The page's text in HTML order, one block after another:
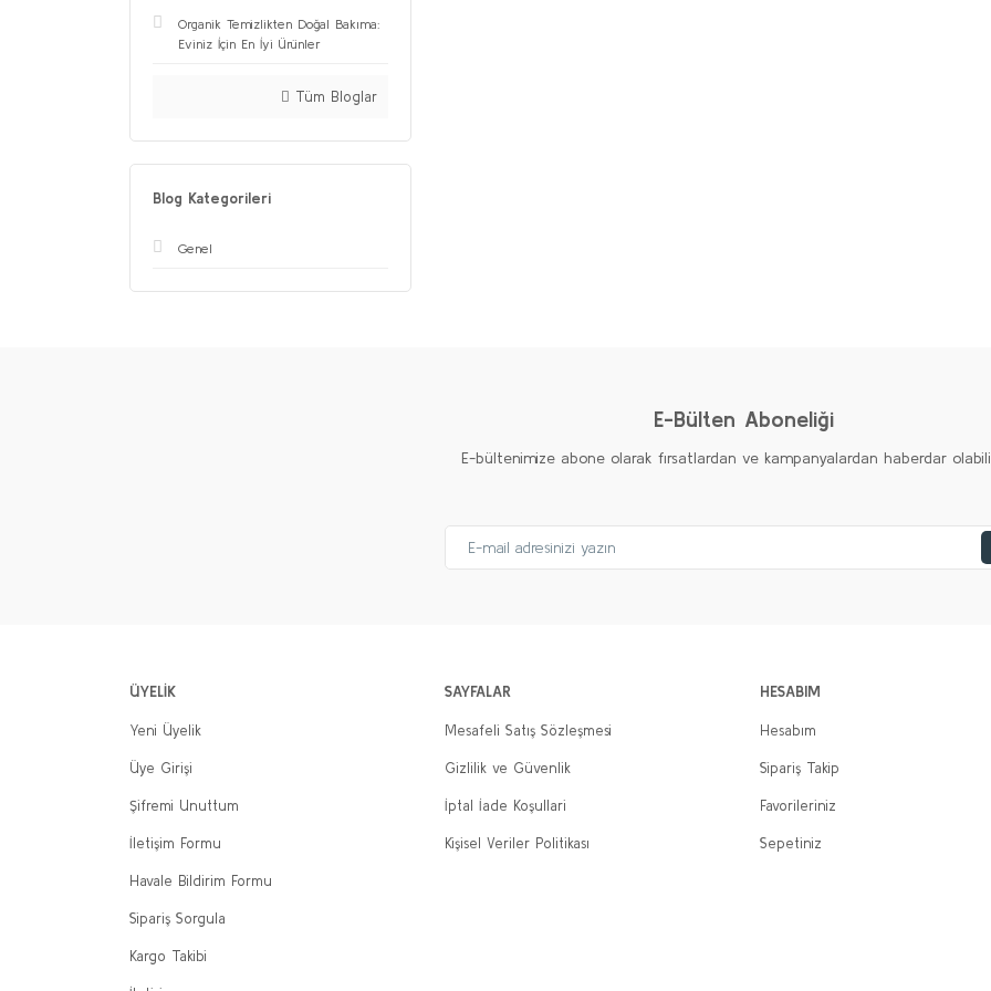
Organik Temizlikten Doğal Bakıma:
Eviniz İçin En İyi Ürünler
Tüm Bloglar
Blog Kategorileri
Genel
E-Bülten Aboneliği
E-bültenimize abone olarak fırsatlardan ve kampanyalardan haberdar
ÜYELİK
Yeni Üyelik
Üye Girişi
Şifremi Unuttum
İletişim Formu
Havale Bildirim Formu
Sipariş Sorgula
Kargo Takibi
SAYFALAR
Mesafeli Satış Sözleşmesi
Gizlilik ve Güvenlik
İptal İade Koşullari
Kişisel Veriler Politikası
HESABIM
Hesabım
Sipariş Takip
Favorileriniz
Sepetiniz